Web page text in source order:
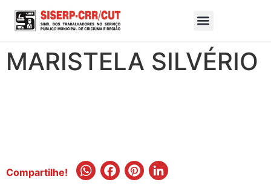
MARISTELA SILVÉRIO
Compartilhe! WhatsApp
Facebook
Pinterest